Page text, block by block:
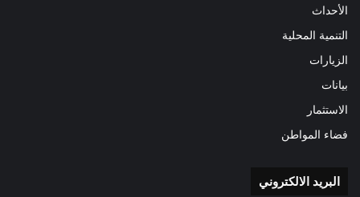
الأحداث
التنمية المحلية
الزيارات
بيانات
الاستثمار
فضاء المواطن
البريد الالكتروني